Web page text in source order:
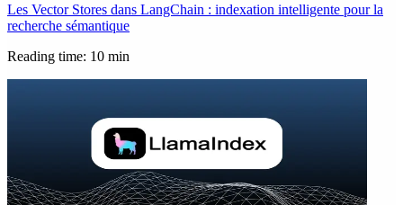
Les Vector Stores dans LangChain : indexation intelligente pour la
recherche sémantique
Reading time: 10 min